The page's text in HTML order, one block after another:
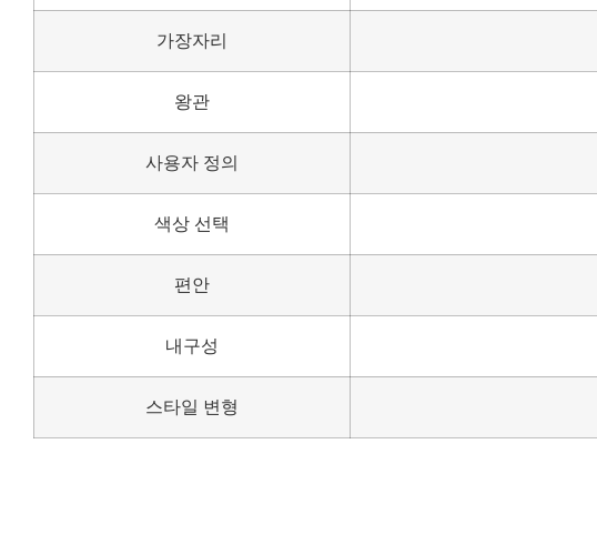
가장자리
왕관
사용자 정의
색상 선택
편안
내구성
스타일 변형